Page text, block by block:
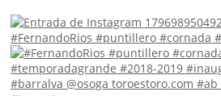
#FernandoRios #puntillero #cornada